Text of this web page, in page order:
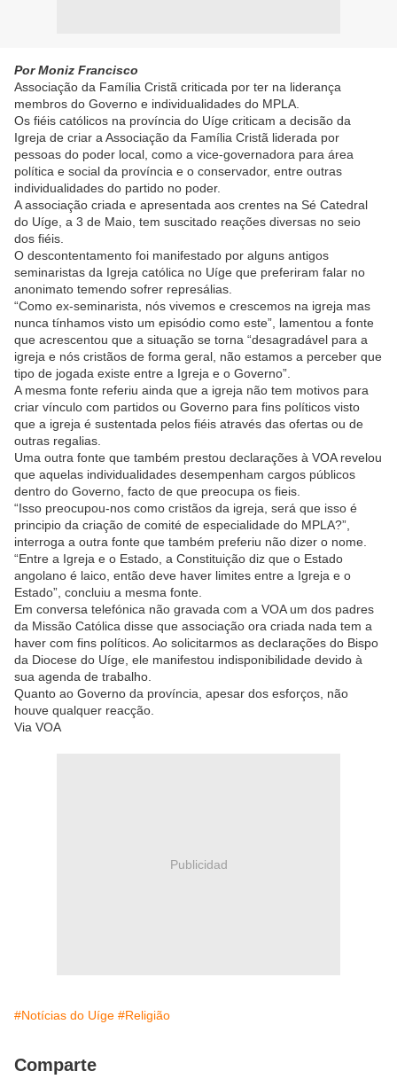
Por Moniz Francisco
Associação da Família Cristã criticada por ter na liderança
membros do Governo e individualidades do MPLA.
Os fiéis católicos na província do Uíge criticam a decisão da
Igreja de criar a Associação da Família Cristã liderada por
pessoas do poder local, como a vice-governadora para área
política e social da província e o conservador, entre outras
individualidades do partido no poder.
A associação criada e apresentada aos crentes na Sé Catedral
do Uíge, a 3 de Maio, tem suscitado reações diversas no seio
dos fiéis.
O descontentamento foi manifestado por alguns antigos
seminaristas da Igreja católica no Uíge que preferiram falar no
anonimato temendo sofrer represálias.
“Como ex-seminarista, nós vivemos e crescemos na igreja mas
nunca tínhamos visto um episódio como este”, lamentou a fonte
que acrescentou que a situação se torna “desagradável para a
igreja e nós cristãos de forma geral, não estamos a perceber que
tipo de jogada existe entre a Igreja e o Governo”.
A mesma fonte referiu ainda que a igreja não tem motivos para
criar vínculo com partidos ou Governo para fins políticos visto
que a igreja é sustentada pelos fiéis através das ofertas ou de
outras regalias.
Uma outra fonte que também prestou declarações à VOA revelou
que aquelas individualidades desempenham cargos públicos
dentro do Governo, facto de que preocupa os fieis.
“Isso preocupou-nos como cristãos da igreja, será que isso é
principio da criação de comité de especialidade do MPLA?”,
interroga a outra fonte que também preferiu não dizer o nome.
“Entre a Igreja e o Estado, a Constituição diz que o Estado
angolano é laico, então deve haver limites entre a Igreja e o
Estado”, concluiu a mesma fonte.
Em conversa telefónica não gravada com a VOA um dos padres
da Missão Católica disse que associação ora criada nada tem a
haver com fins políticos. Ao solicitarmos as declarações do Bispo
da Diocese do Uíge, ele manifestou indisponibilidade devido à
sua agenda de trabalho.
Quanto ao Governo da província, apesar dos esforços, não
houve qualquer reacção.
Via VOA
Publicidad
#Notícias do Uíge #Religião
Comparte